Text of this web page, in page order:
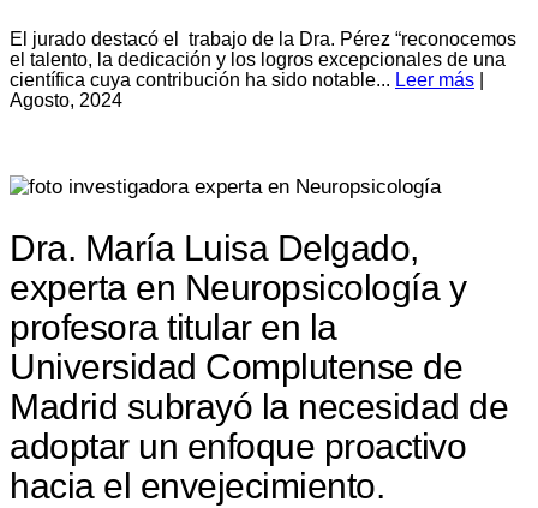
El jurado destacó el trabajo de la Dra. Pérez “reconocemos
el talento, la dedicación y los logros excepcionales de una
científica cuya contribución ha sido notable... Leer más
Agosto, 2024
Dra. María Luisa Delgado,
experta en Neuropsicología y
profesora titular en la
Universidad Complutense de
Madrid subrayó la necesidad de
adoptar un enfoque proactivo
hacia el envejecimiento.